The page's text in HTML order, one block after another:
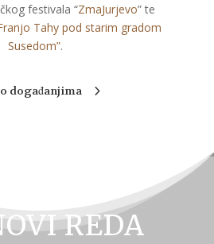
festivala “ZmaJurjevo” te
Tahy pod starim gradom
Susedom”.
događanjima
REDA